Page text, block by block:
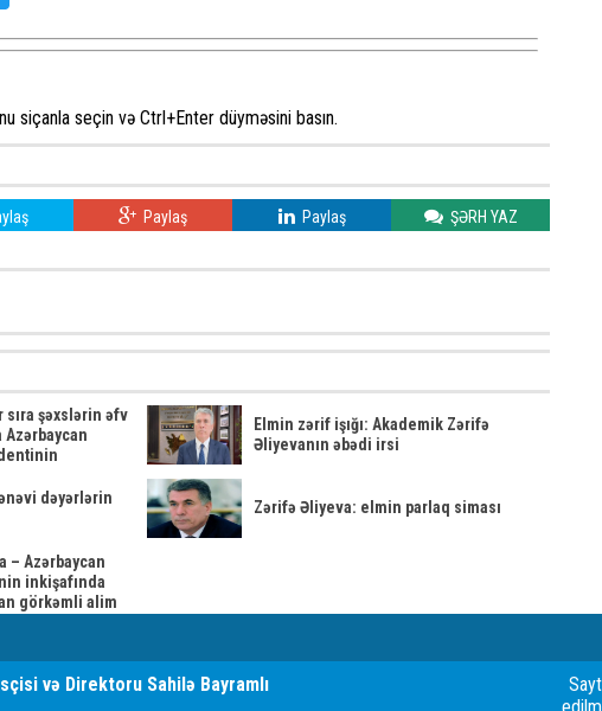
siçanla seçin və Ctrl+Enter düyməsini basın.
Paylaş Paylaş ŞƏRH YAZ
sıra şəxslərin əfv
Azərbaycan
Elmin zərif işığı: Akademik Zərifə
Əliyevanın əbədi irsi
dəyərlərin
Zərifə Əliyeva: elmin parlaq siması
– Azərbaycan
inkişafında
görkəmli alim
və Direktoru Sahilə Bayramlı